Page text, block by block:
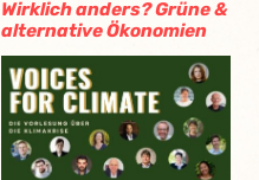
Wirklich anders? Grüne &
alternative Ökonomien